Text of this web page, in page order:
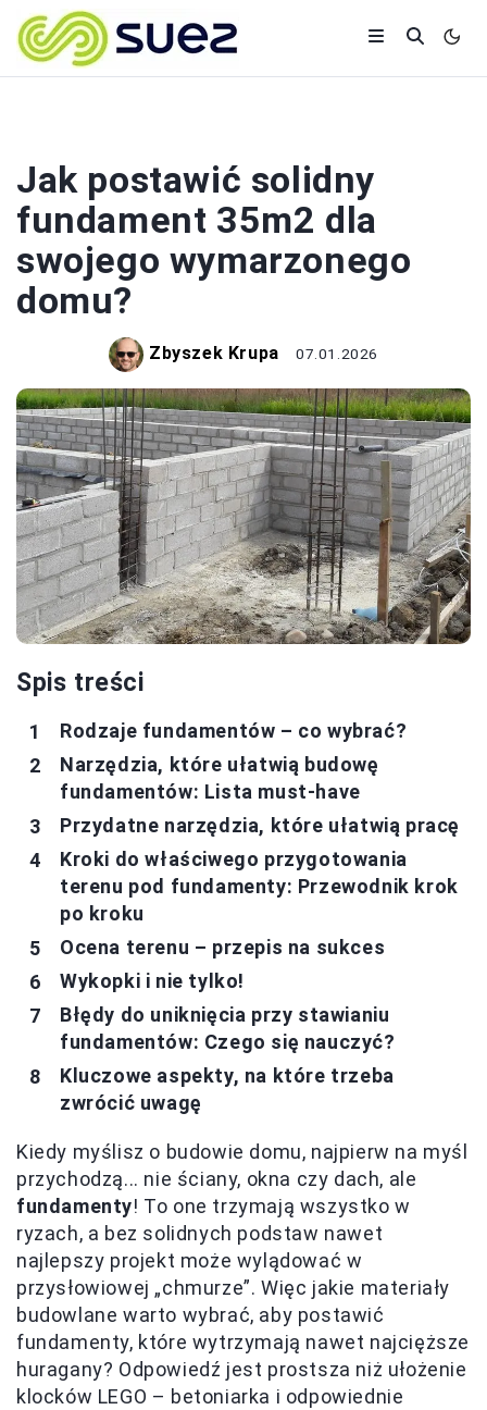
Jak postawić solidny
fundament 35m2 dla
swojego wymarzonego
domu?
Zbyszek Krupa 07.01.2026
Spis treści
Rodzaje fundamentów – co wybrać?
Narzędzia, które ułatwią budowę
fundamentów: Lista must-have
Przydatne narzędzia, które ułatwią pracę
Kroki do właściwego przygotowania
terenu pod fundamenty: Przewodnik krok
po kroku
Ocena terenu – przepis na sukces
Wykopki i nie tylko!
Błędy do uniknięcia przy stawianiu
fundamentów: Czego się nauczyć?
Kluczowe aspekty, na które trzeba
zwrócić uwagę
Kiedy myślisz o budowie domu, najpierw na myśl
przychodzą... nie ściany, okna czy dach, ale
fundamenty! To one trzymają wszystko w
ryzach, a bez solidnych podstaw nawet
najlepszy projekt może wylądować w
przysłowiowej „chmurze”. Więc jakie materiały
budowlane warto wybrać, aby postawić
fundamenty, które wytrzymają nawet najcięższe
huragany? Odpowiedź jest prostsza niż ułożenie
klocków LEGO – betoniarka i odpowiednie